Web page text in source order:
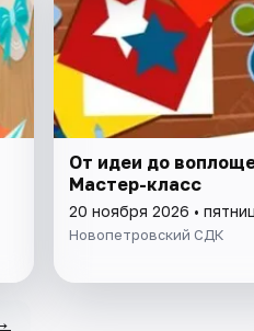
От идеи до
Мастер-класс
20 ноября 2026 •
Новопетровский СДК